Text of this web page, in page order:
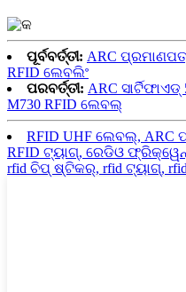
ପୂର୍ବବର୍ତ୍ତୀ: ARC
RFID ଲେବଲିଂ
ପରବର୍ତ୍ତୀ: ARC
M730 RFID ଲେବଲ୍
RFID UHF ଲେବଲ୍, ARC
RFID ଟ୍ୟାଗ୍, ରେଡିଓ
rfid ଚିପ୍ ଷ୍ଟିକର୍, rfid ଟ୍ୟାଗ୍,